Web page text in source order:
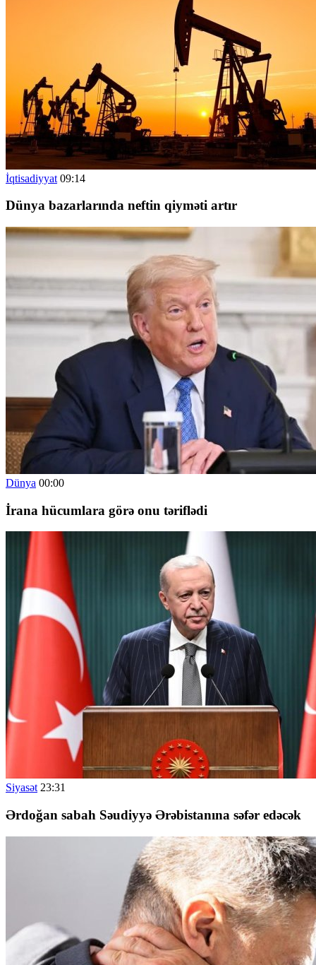
İqtisadiyyat 09:14
Dünya bazarlarında neftin qiyməti artır
Dünya 00:00
İrana hücumlara görə onu təriflədi
Siyasət 23:31
Ərdoğan sabah Səudiyyə Ərəbistanına səfər edəcək